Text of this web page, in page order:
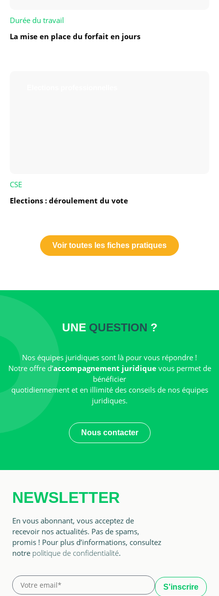
Durée du travail
La mise en place du forfait en jours
CSE
Elections : déroulement du vote
Voir toutes les fiches pratiques
UNE QUESTION ?
Nos équipes juridiques sont là pour vous répondre !
Notre offre d’accompagnement juridiquevous permet de
bénéficier
quotidiennement et en illimité des conseils de nos équipes
juridiques.
Nous contacter
NEWSLETTER
En vous abonnant, vous acceptez de
recevoir nos actualités. Pas de spams,
promis ! Pour plus d’informations, consultez
notre politique de confidentialité.